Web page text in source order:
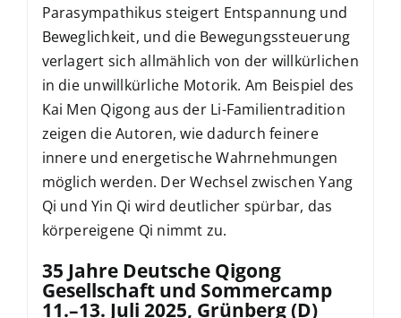
Parasympathikus steigert Entspannung und
Beweglichkeit, und die Bewegungssteuerung
verlagert sich allmählich von der willkürlichen
in die unwillkürliche Motorik. Am Beispiel des
Kai Men Qigong aus der Li-Familientradition
zeigen die Autoren, wie dadurch feinere
innere und energetische Wahrnehmungen
möglich werden. Der Wechsel zwischen Yang
Qi und Yin Qi wird deutlicher spürbar, das
körpereigene Qi nimmt zu.
35 Jahre Deutsche Qigong
Gesellschaft und Sommercamp
11.–13. Juli 2025, Grünberg (D)